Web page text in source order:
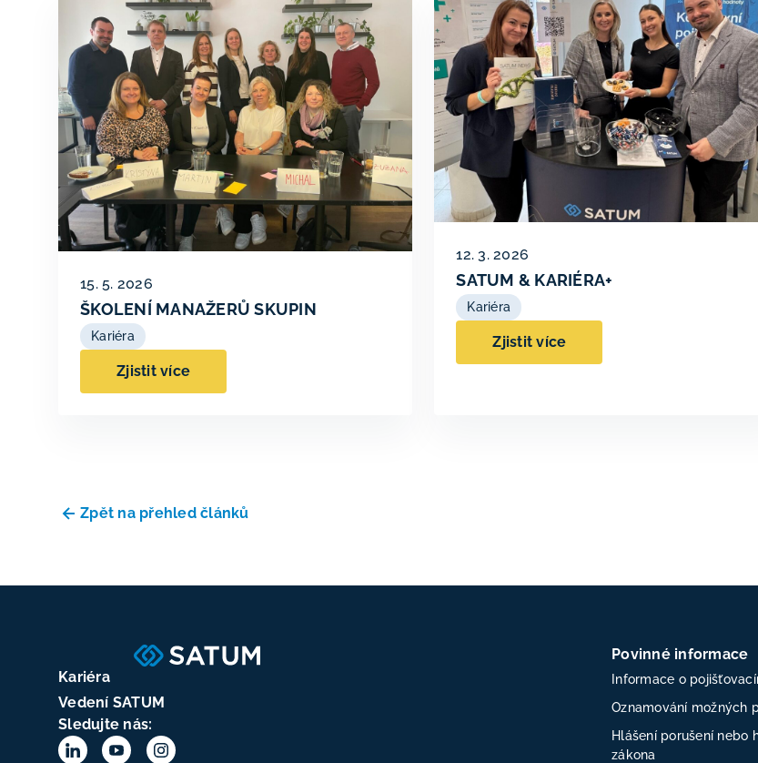
15. 5. 2026
ŠKOLENÍ MANAŽERŮ SKUPIN
Kariéra
Zjistit více
12. 3. 2026
SATUM & KARIÉRA+
Kariéra
Zjistit více
Zpět na přehled článků
Kariéra
Vedení SATUM
Sledujte nás:
Povinné informace
Informace o
Oznamování možných
Hlášení porušení nebo
zákona